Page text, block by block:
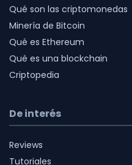
Qué son las criptomonedas
Minería de Bitcoin
Qué es Ethereum
Qué es una blockchain
Criptopedia
De interés
Reviews
Tutoriales